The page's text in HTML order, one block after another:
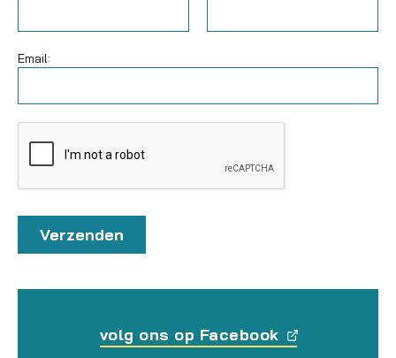
Email:
volg ons op Facebook